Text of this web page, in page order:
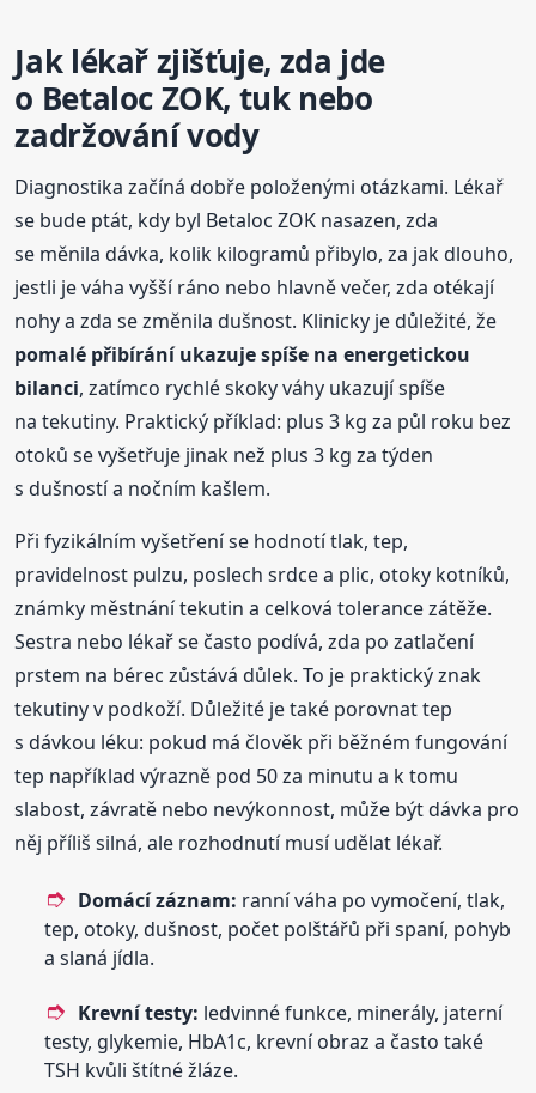
Jak lékař zjišťuje, zda jde
o Betaloc ZOK, tuk nebo
zadržování vody
Diagnostika začíná dobře položenými otázkami. Lékař
se bude ptát, kdy byl Betaloc ZOK nasazen, zda
se měnila dávka, kolik kilogramů přibylo, za jak dlouho,
jestli je váha vyšší ráno nebo hlavně večer, zda otékají
nohy a zda se změnila dušnost. Klinicky je důležité, že
pomalé přibírání ukazuje spíše na energetickou
bilanci, zatímco rychlé skoky váhy ukazují spíše
na tekutiny. Praktický příklad: plus 3 kg za půl roku bez
otoků se vyšetřuje jinak než plus 3 kg za týden
s dušností a nočním kašlem.
Při fyzikálním vyšetření se hodnotí tlak, tep,
pravidelnost pulzu, poslech srdce a plic, otoky kotníků,
známky městnání tekutin a celková tolerance zátěže.
Sestra nebo lékař se často podívá, zda po zatlačení
prstem na bérec zůstává důlek. To je praktický znak
tekutiny v podkoží. Důležité je také porovnat tep
s dávkou léku: pokud má člověk při běžném fungování
tep například výrazně pod 50 za minutu a k tomu
slabost, závratě nebo nevýkonnost, může být dávka pro
něj příliš silná, ale rozhodnutí musí udělat lékař.
Domácí záznam: ranní váha po vymočení, tlak,
tep, otoky, dušnost, počet polštářů při spaní, pohyb
a slaná jídla.
Krevní testy: ledvinné funkce, minerály, jaterní
testy, glykemie, HbA1c, krevní obraz a často také
TSH kvůli štítné žláze.